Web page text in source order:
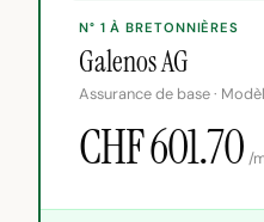
N° 1 À BRETONNIÈRES
Galenos AG
Assurance de base ·
CHF 601.70 /